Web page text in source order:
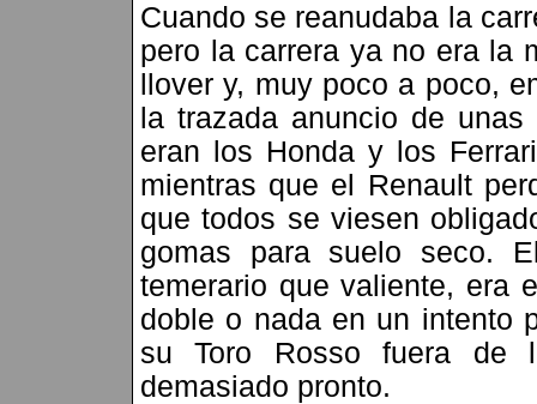
Cuando se reanudaba la
pero la carrera ya no era la
llover y, muy poco a poco,
la trazada anuncio de
eran los Honda y los
mientras que el Renault
que todos se viesen
gomas para suelo seco.
temerario que valiente, era
doble o nada en un intento
su Toro Rosso fuera de
demasiado pronto.